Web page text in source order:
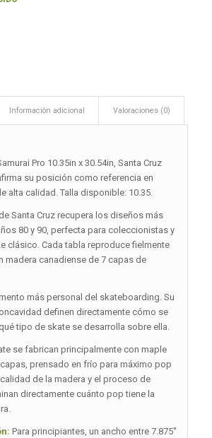
Información adicional Valoraciones (0)
Pro 10.35in x 30.54in, Santa Cruz
su posición como referencia en
alta calidad. Talla disponible: 10.35.
Santa Cruz recupera los diseños más
80 y 90, perfecta para coleccionistas y
clásico. Cada tabla reproduce fielmente
madera canadiense de 7 capas de
más personal del skateboarding. Su
definen directamente cómo se
tipo de skate se desarrolla sobre ella.
se fabrican principalmente con maple
prensado en frío para máximo pop
de la madera y el proceso de
directamente cuánto pop tiene la
Para principiantes, un ancho entre 7.875″